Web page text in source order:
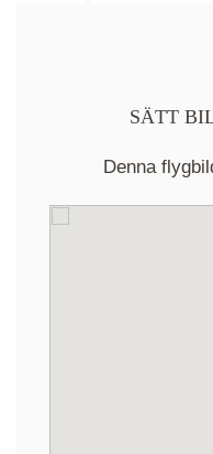
SÄTT
Denna